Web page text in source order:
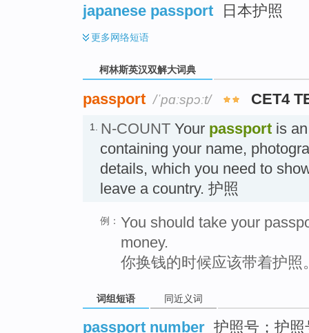
japanese passport
日本护照
更多网络短语
柯林斯英汉双解大词典
passport /ˈpɑːspɔːt/ CET4
1. N-COUNT Your passport is
containing your name,
details, which you need to
leave a country. 护照
例： You should take your
money.
你换钱的时候应该带着护照
词组短语 同近义词
passport number 护照号；护照